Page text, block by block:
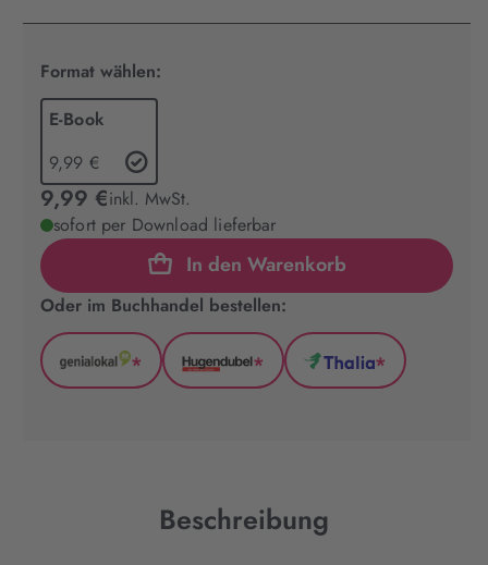
Format wählen:
E-Book
9,99 €
9,99 €inkl. MwSt.
sofort per Download lieferbar
In den Warenkorb
Oder im Buchhandel bestellen:
GenialLokal
*
Hugendubel
*
Thalia
*
Beschreibung